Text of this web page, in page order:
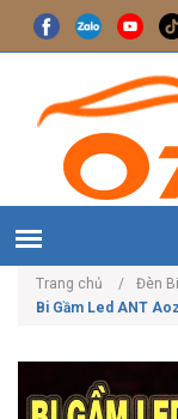
Trang chủ
Đèn
Bi Gầm Led ANT